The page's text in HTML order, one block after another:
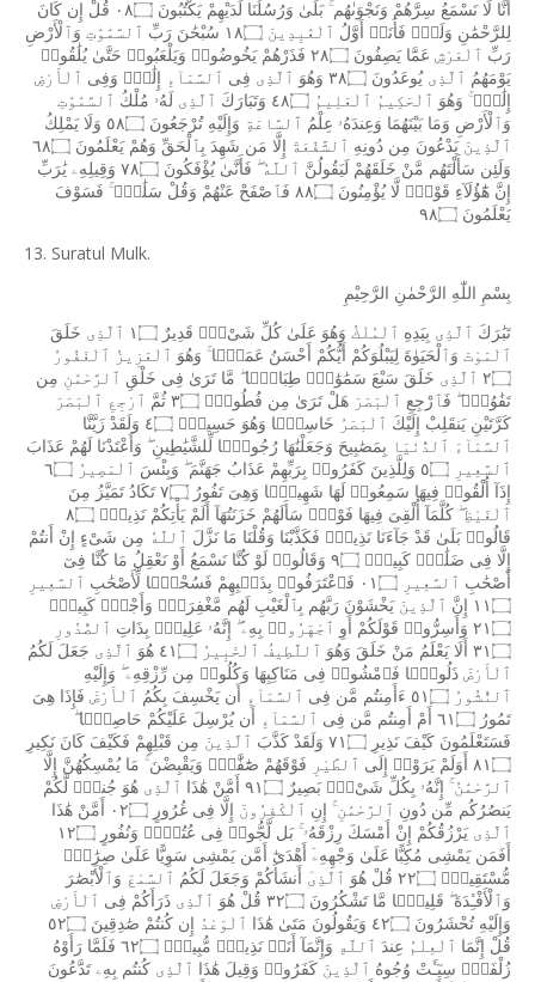
أَنَّا لَا نَسْمَعُ سِرَّهُمْ وَنَجْوَىٰهُم بَلَىٰ وَرُسُلُنَا لَدَيْهِمْ يَكْتُبُونَ ٠٨۝ قُلْ إِن كَانَ
لِلرَّحْمَٰنِ وَلَدٌۭ فَأَنَا۠ أَوَّلُ ٱلْعَٰبِدِينَ ١٨۝ سُبْحَٰنَ رَبِّ ٱلسَّمَٰوَٰتِ وَٱلْأَرْضِ
رَبِّ ٱلْعَرْشِ عَمَّا يَصِفُونَ ٢٨۝ فَذَرْهُمْ يَخُوضُوا۟ وَيَلْعَبُوا۟ حَتَّىٰ يُلَٰقُوا۟
يَوْمَهُمُ ٱلَّذِى يُوعَدُونَ ٣٨۝ وَهُوَ ٱلَّذِى فِى ٱلسَّمَآءِ إِلَٰهٌۭ وَفِى ٱلْأَرْضِ
إِلَٰهٌۭ
وَهُوَ ٱلْحَكِيمُ ٱلْعَلِيمُ ٤٨۝ وَتَبَارَكَ ٱلَّذِى لَهُۥ مُلْكُ ٱلسَّمَٰوَٰتِ
وَٱلْأَرْضِ وَمَا بَيْنَهُمَا وَعِندَهُۥ عِلْمُ ٱلسَّاعَةِ وَإِلَيْهِ تُرْجَعُونَ ٥٨۝ وَلَا يَمْلِكُ
ٱلَّذِينَ يَدْعُونَ مِن دُونِهِ ٱلشَّفَٰعَةَ إِلَّا مَن شَهِدَ بِٱلْحَقِّ وَهُمْ يَعْلَمُونَ ٦٨۝
وَلَئِن سَأَلْتَهُم مَّنْ خَلَقَهُمْ لَيَقُولُنَّ ٱللَّهُ فَأَنَّىٰ يُؤْفَكُونَ ٧٨۝ وَقِيلِهِۦ يَٰرَبِّ
إِنَّ هَٰٓؤُلَآءِ قَوْمٌۭ لَّا يُؤْمِنُونَ ٨٨۝ فَٱصْفَحْ عَنْهُمْ وَقُلْ سَلَٰمٌۭ
فَسَوْفَ
يَعْلَمُونَ ٩٨۝
13. Suratul Mulk.
بِسْمِ اللّٰهِ الرَّحْمٰنِ الرَّحِيْمِ
تَبَٰرَكَ ٱلَّذِى بِيَدِهِ ٱلْمُلْكُ وَهُوَ عَلَىٰ كُلِّ شَىْءٍۢ قَدِيرٌ ١۝ ٱلَّذِى خَلَقَ
ٱلْمَوْتَ وَٱلْحَيَوٰةَ لِيَبْلُوَكُمْ أَيُّكُمْ أَحْسَنُ عَمَلًۭا وَهُوَ ٱلْعَزِيزُ ٱلْغَفُورُ
٢۝ ٱلَّذِى خَلَقَ سَبْعَ سَمَٰوَٰتٍۢ طِبَاقًۭا مَّا تَرَىٰ فِى خَلْقِ ٱلرَّحْمَٰنِ مِن
تَفَٰوُتٍۢ فَٱرْجِعِ ٱلْبَصَرَ هَلْ تَرَىٰ مِن فُطُورٍۢ ٣۝ ثُمَّ ٱرْجِعِ ٱلْبَصَرَ
كَرَّتَيْنِ يَنقَلِبْ إِلَيْكَ ٱلْبَصَرُ خَاسِئًۭا وَهُوَ حَسِيرٌۭ ٤۝ وَلَقَدْ زَيَّنَّا
ٱلسَّمَآءَ ٱلدُّنْيَا بِمَصَٰبِيحَ وَجَعَلْنَٰهَا رُجُومًۭا لِّلشَّيَٰطِينِ وَأَعْتَدْنَا لَهُمْ عَذَابَ
ٱلسَّعِيرِ ٥۝ وَلِلَّذِينَ كَفَرُوا۟ بِرَبِّهِمْ عَذَابُ جَهَنَّمَ وَبِئْسَ ٱلْمَصِيرُ ٦۝
إِذَآ
أُلْقُوا۟ فِيهَا سَمِعُوا۟ لَهَا شَهِيقًۭا وَهِىَ تَفُورُ ٧۝ تَكَادُ تَمَيَّزُ مِنَ
ٱلْغَيْظِ كُلَّمَآ أُلْقِىَ فِيهَا فَوْجٌۭ سَأَلَهُمْ خَزَنَتُهَآ أَلَمْ يَأْتِكُمْ نَذِيرٌۭ ٨۝
قَالُوا۟ بَلَىٰ قَدْ جَآءَنَا نَذِيرٌۭ فَكَذَّبْنَا وَقُلْنَا مَا نَزَّلَ ٱللَّهُ مِن شَىْءٍ إِنْ
أَنتُمْ
إِلَّا فِى ضَلَٰلٍۢ كَبِيرٍۢ ٩۝ وَقَالُوا۟ لَوْ كُنَّا نَسْمَعُ أَوْ نَعْقِلُ مَا كُنَّا فِىٓ
أَصْحَٰبِ ٱلسَّعِيرِ ٠١۝ فَٱعْتَرَفُوا۟ بِذَنۢبِهِمْ فَسُحْقًۭا لِّأَصْحَٰبِ ٱلسَّعِيرِ
١١۝
إِنَّ ٱلَّذِينَ يَخْشَوْنَ رَبَّهُم بِٱلْغَيْبِ لَهُم مَّغْفِرَةٌۭ وَأَجْرٌۭ كَبِيرٌۭ
٢١۝ وَأَسِرُّوا۟ قَوْلَكُمْ أَوِ ٱجْهَرُوا۟ بِهِۦٓ إِنَّهُۥ عَلِيمٌۢ بِذَاتِ ٱلصُّدُورِ
٣١۝ أَلَا يَعْلَمُ مَنْ خَلَقَ وَهُوَ ٱللَّطِيفُ ٱلْخَبِيرُ ٤١۝ هُوَ ٱلَّذِى جَعَلَ لَكُمُ
ٱلْأَرْضَ ذَلُولًۭا فَٱمْشُوا۟ فِى مَنَاكِبِهَا وَكُلُوا۟ مِن رِّزْقِهِۦ وَإِلَيْهِ
ٱلنُّشُورُ ٥١۝ ءَأَمِنتُم مَّن فِى ٱلسَّمَآءِ أَن يَخْسِفَ بِكُمُ ٱلْأَرْضَ فَإِذَا هِىَ
تَمُورُ ٦١۝ أَمْ أَمِنتُم مَّن فِى ٱلسَّمَآءِ أَن يُرْسِلَ عَلَيْكُمْ حَاصِبًۭا
فَسَتَعْلَمُونَ كَيْفَ نَذِيرِ ٧١۝ وَلَقَدْ كَذَّبَ ٱلَّذِينَ مِن قَبْلِهِمْ فَكَيْفَ كَانَ نَكِيرِ
٨١۝ أَوَلَمْ يَرَوْا۟ إِلَى ٱلطَّيْرِ فَوْقَهُمْ صَٰٓفَّٰتٍۢ وَيَقْبِضْنَ مَا يُمْسِكُهُنَّ
إِلَّا
ٱلرَّحْمَٰنُ
إِنَّهُۥ بِكُلِّ شَىْءٍۭ بَصِيرٌ ٩١۝ أَمَّنْ هَٰذَا ٱلَّذِى هُوَ جُندٌۭ لَّكُمْ
يَنصُرُكُم مِّن دُونِ ٱلرَّحْمَٰنِ إِنِ ٱلْكَٰفِرُونَ إِلَّا فِى غُرُورٍ ٠٢۝ أَمَّنْ هَٰذَا
ٱلَّذِى يَرْزُقُكُمْ إِنْ أَمْسَكَ رِزْقَهُۥ بَل لَّجُّوا۟ فِى عُتُوٍّۢ وَنُفُورٍ ١٢۝
أَفَمَن يَمْشِى مُكِبًّا عَلَىٰ وَجْهِهِۦٓ أَهْدَىٰٓ أَمَّن يَمْشِى سَوِيًّا عَلَىٰ صِرَٰطٍۢ
مُّسْتَقِيمٍۢ ٢٢۝ قُلْ هُوَ ٱلَّذِىٓ أَنشَأَكُمْ وَجَعَلَ لَكُمُ ٱلسَّمْعَ وَٱلْأَبْصَٰرَ
وَٱلْأَفْـِٔدَةَ قَلِيلًۭا مَّا تَشْكُرُونَ ٣٢۝ قُلْ هُوَ ٱلَّذِى ذَرَأَكُمْ فِى ٱلْأَرْضِ
وَإِلَيْهِ تُحْشَرُونَ ٤٢۝ وَيَقُولُونَ مَتَىٰ هَٰذَا ٱلْوَعْدُ إِن كُنتُمْ صَٰدِقِينَ ٥٢۝
قُلْ إِنَّمَا ٱلْعِلْمُ عِندَ ٱللَّهِ وَإِنَّمَآ أَنَا۠ نَذِيرٌۭ مُّبِينٌۭ ٦٢۝ فَلَمَّا رَأَوْهُ
زُلْفَةًۭ سِيٓـَٔتْ وُجُوهُ ٱلَّذِينَ كَفَرُوا۟ وَقِيلَ هَٰذَا ٱلَّذِى كُنتُم بِهِۦ تَدَّعُونَ